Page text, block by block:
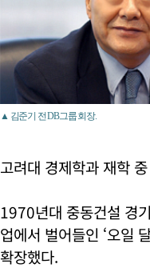
▲ 김준기 전 DB그룹 회장.
고려대 경제학과 재학
1970년대 중동건설 경
업에서 벌어들인 ‘오일
확장했다.